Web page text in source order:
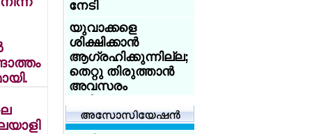
യൂണിവേഴ്‌സിറ്റിയുടെ
സ്‌കോളര്‍ഷിപ്പ്
യുകെയില്‍
പഠിക്കുകയാണോ?
18 വയസ്സായോ?
ട്രെയിന്‍ ടിക്കറ്റ് 50
ശതമാനം
ഡിസ്‌കൗണ്ട്:
നേടി
യുവാക്കളെ
ശിക്ഷിക്കാന്‍
ആഗ്രഹിക്കുന്നില്ല;
തെറ്റു തിരുത്താന്‍
അവസരം
അധിക്ഷേപിച്ച
യുവാക്കളോട്